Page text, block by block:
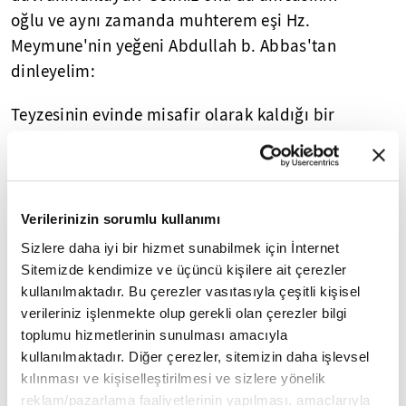
Verilerinizin sorumlu kullanımı
Sizlere daha iyi bir hizmet sunabilmek için İnternet
Sitemizde kendimize ve üçüncü kişilere ait çerezler
kullanılmaktadır. Bu çerezler vasıtasıyla çeşitli kişisel
verileriniz işlenmekte olup gerekli olan çerezler bilgi
toplumu hizmetlerinin sunulması amacıyla
kullanılmaktadır. Diğer çerezler, sitemizin daha işlevsel
kılınması ve kişiselleştirilmesi ve sizlere yönelik
reklam/pazarlama faaliyetlerinin yapılması, amaçlarıyla
oğlu ve aynı zamanda muhterem eşi Hz.
Meymune'nin yeğeni Abdullah b. Abbas'tan
dinleyelim:
Teyzesinin evinde misafir olarak kaldığı bir
gece Peygamberimizin abdest alışını
dikkatle izleyen Hz. Abdullah şöyle
kırbasından abdest almaya başladı. Suyu
azar azar kullanıyordu. Sonra ben de aynen
onun yaptığı gibi yaparak abdest aldım."
Buraya kadar aktardığımız abdest konulu
hatıralar, Peygamber Efendimizin (sav)
ibadette bile ölçülü olmayı"ümmetine
örnek olarak gösterdiğini ve öğrettiğini